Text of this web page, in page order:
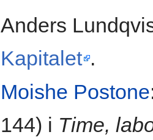
Anders
Kapitalet .
Moishe Postone
144) i Time,